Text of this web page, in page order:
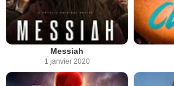
Messiah
1 janvier 2020